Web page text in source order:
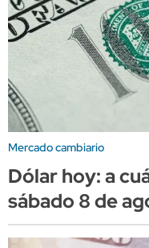
Mercado cambiario
Dólar hoy: a
sábado 8 de